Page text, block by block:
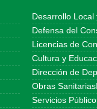
Desarrollo Local
Defensa del
Licencias de
Cultura y
Dirección de
Obras
Servicios